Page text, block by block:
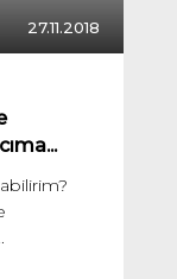
27.11.2018